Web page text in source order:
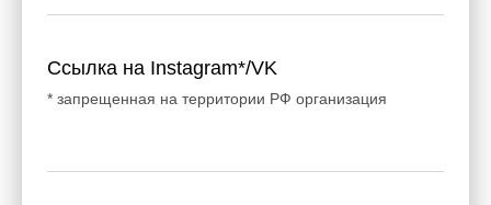
Ссылка на Instagram*/VK
* запрещенная на территории РФ организация